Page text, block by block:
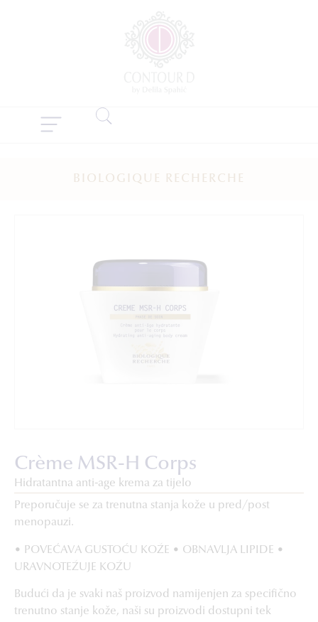
BIOLOGIQUE RECHERCHE
Crème MSR-H Corps
Hidratantna anti-age krema za tijelo
Preporučuje se za trenutna stanja kože u pred/post
menopauzi.
• POVEĆAVA GUSTOĆU KOŽE • OBNAVLJA LIPIDE •
URAVNOTEŽUJE KOŽU
Budući da je svaki naš proizvod namijenjen za specifično
trenutno stanje kože, naši su proizvodi dostupni tek